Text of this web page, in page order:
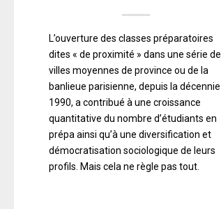
L’ouverture des classes préparatoires
dites « de proximité » dans une série de
villes moyennes de province ou de la
banlieue parisienne, depuis la décennie
1990, a contribué à une croissance
quantitative du nombre d’étudiants en
prépa ainsi qu’à une diversification et
démocratisation sociologique de leurs
profils. Mais cela ne règle pas tout.